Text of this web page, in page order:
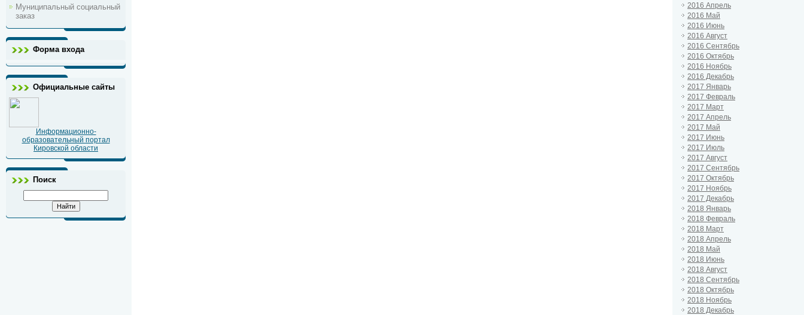
Муниципальный социальный
заказ
Форма входа
Официальные сайты
Информационно-
образовательный портал
Кировской области
Поиск
2016 Апрель
2016 Май
2016 Июнь
2016 Август
2016 Сентябрь
2016 Октябрь
2016 Ноябрь
2016 Декабрь
2017 Январь
2017 Февраль
2017 Март
2017 Апрель
2017 Май
2017 Июнь
2017 Июль
2017 Август
2017 Сентябрь
2017 Октябрь
2017 Ноябрь
2017 Декабрь
2018 Январь
2018 Февраль
2018 Март
2018 Апрель
2018 Май
2018 Июнь
2018 Август
2018 Сентябрь
2018 Октябрь
2018 Ноябрь
2018 Декабрь